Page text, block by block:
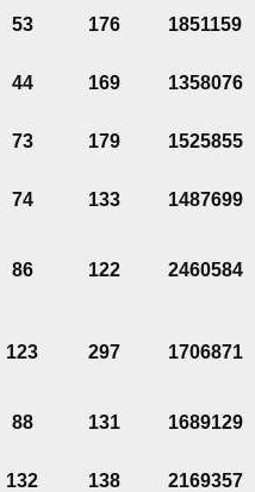
53 176 1851159
44 169 1358076
73 179 1525855
74 133 1487699
86 122 2460584
123 297 1706871
88 131 1689129
132 138 2169357